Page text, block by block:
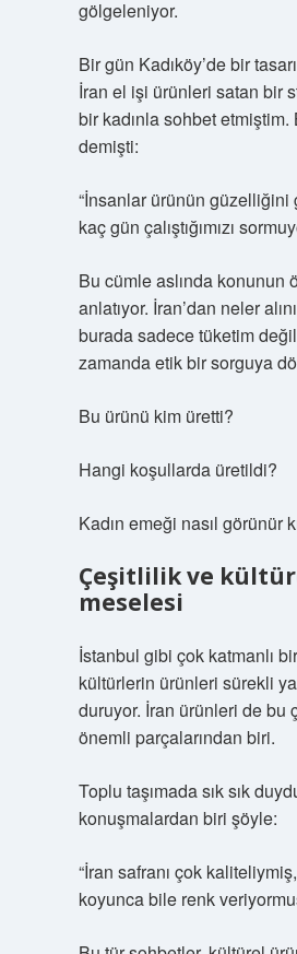
gölgeleniyor.
Bir gün Kadıköy’de bir
İran el işi ürünleri satan bir
bir kadınla sohbet
demişti:
“İnsanlar ürünün güzelliğini
kaç gün çalıştığımızı
Bu cümle aslında konunun
anlatıyor. İran’dan neler
burada sadece tüketim
zamanda etik bir sorguya
Bu ürünü kim üretti?
Hangi koşullarda üretildi?
Kadın emeği nasıl görünür
Çeşitlilik ve
meselesi
İstanbul gibi çok katmanlı
kültürlerin ürünleri sürekli
duruyor. İran ürünleri de bu
önemli parçalarından biri.
Toplu taşımada sık sık
konuşmalardan biri şöyle:
“İran safranı çok
koyunca bile renk